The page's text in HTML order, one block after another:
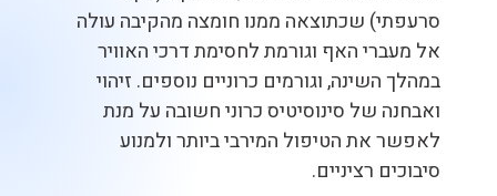
סרעפתי) שכתוצאה ממנו חומצה מהקיבה עולה
אל מעברי האף וגורמת לחסימת דרכי האוויר
במהלך השינה, וגורמים כרוניים נוספים. זיהוי
ואבחנה של סינוסיטיס כרוני חשובה על מנת
לאפשר את הטיפול המירבי ביותר ולמנוע
סיבוכים רציניים.